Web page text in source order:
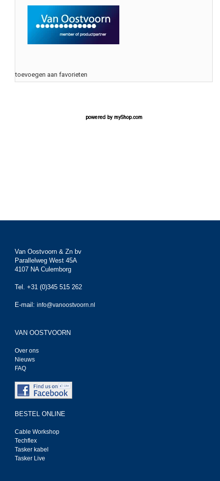
toevoegen aan favorieten
powered by myShop.com
Van Oostvoorn & Zn bv
Parallelweg West 45A
4107 NA Culemborg
Tel. +31 (0)345 515 262
E-mail: info@vanoostvoorn.nl
VAN OOSTVOORN
Over ons
Nieuws
FAQ
BESTEL ONLINE
Cable Workshop
Techflex
Tasker kabel
Tasker Live